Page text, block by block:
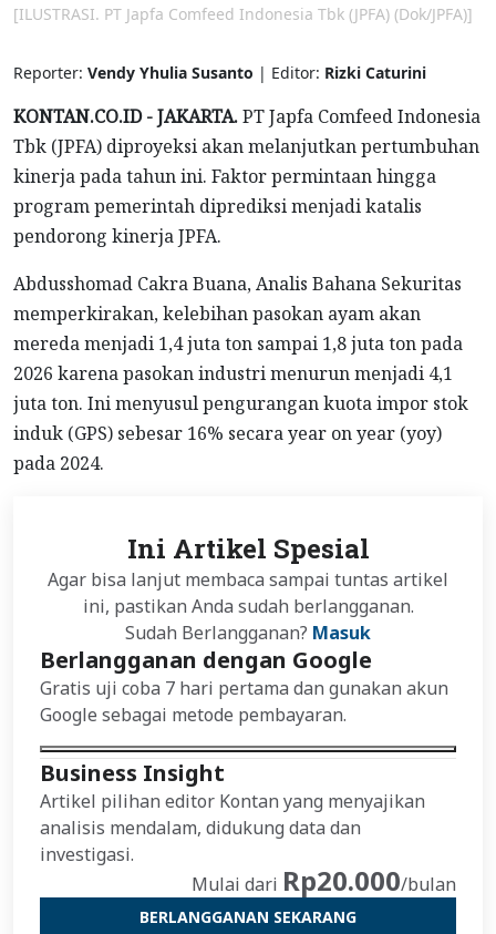
[ILUSTRASI. PT Japfa Comfeed Indonesia Tbk (JPFA) (Dok/JPFA)]
Reporter: Vendy Yhulia Susanto | Editor: Rizki Caturini
KONTAN.CO.ID - JAKARTA.PT Japfa Comfeed Indonesia
Tbk (JPFA) diproyeksi akan melanjutkan pertumbuhan
kinerja pada tahun ini. Faktor permintaan hingga
program pemerintah diprediksi menjadi katalis
pendorong kinerja JPFA.
Abdusshomad Cakra Buana, Analis Bahana Sekuritas
memperkirakan, kelebihan pasokan ayam akan
mereda menjadi 1,4 juta ton sampai 1,8 juta ton pada
2026 karena pasokan industri menurun menjadi 4,1
juta ton. Ini menyusul pengurangan kuota impor stok
induk (GPS) sebesar 16% secara year on year (yoy)
pada 2024.
Ini Artikel Spesial
Agar bisa lanjut membaca sampai tuntas artikel
ini, pastikan Anda sudah berlangganan.
Sudah Berlangganan? Masuk
Berlangganan dengan Google
Gratis uji coba 7 hari pertama dan gunakan akun
Google sebagai metode pembayaran.
Business Insight
Artikel pilihan editor Kontan yang menyajikan
analisis mendalam, didukung data dan
investigasi.
Mulai dari Rp20.000/bulan
BERLANGGANAN SEKARANG